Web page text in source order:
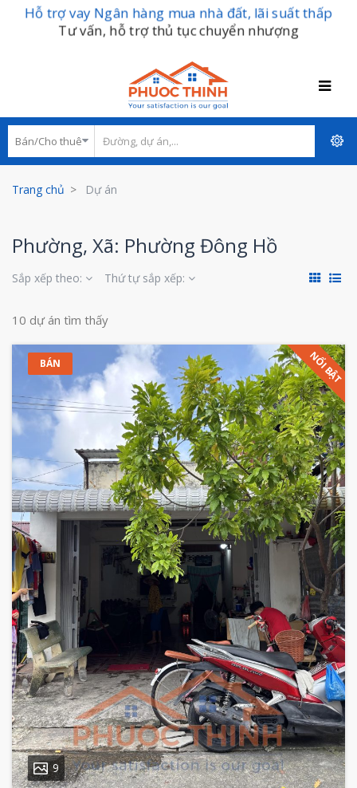
Hỗ trợ vay Ngân hàng mua nhà đất, lãi suất thấp
Tư vấn, hỗ trợ thủ tục chuyển nhượng
Trang chủ Dự án
Phường, Xã: Phường Đông Hồ
Sắp xếp theo: Thứ tự sắp xếp:
10 dự án tìm thấy
BÁN NỔI BẬT
9